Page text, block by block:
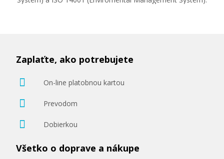
Pridať do košíka
Zaplaťte, ako potrebujete
On-line platobnou kartou
Prevodom
Dobierkou
Všetko o doprave a nákupe